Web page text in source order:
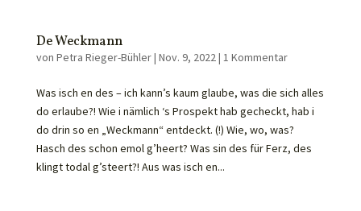
De Weckmann
von Petra Rieger-Bühler| Nov. 9, 2022| 1 Kommentar
Was isch en des – ich kann’s kaum glaube, was die sich alles
do erlaube?! Wie i nämlich ‘s Prospekt hab gecheckt, hab i
do drin so en „Weckmann“ entdeckt. (!) Wie, wo, was?
Hasch des schon emol g’heert? Was sin des für Ferz, des
klingt todal g’steert?! Aus was isch en...